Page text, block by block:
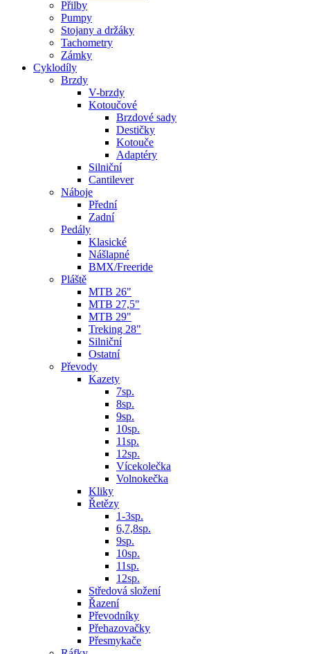
Přilby
Pumpy
Stojany a držáky
Tachometry
Zámky
Cyklodíly
Brzdy
V-brzdy
Kotoučové
Brzdové sady
Destičky
Kotouče
Adaptéry
Silniční
Cantilever
Náboje
Přední
Zadní
Pedály
Klasické
Nášlapné
BMX/Freeride
Pláště
MTB 26"
MTB 27,5"
MTB 29"
Treking 28"
Silniční
Ostatní
Převody
Kazety
7sp.
8sp.
9sp.
10sp.
11sp.
12sp.
Vícekolečka
Volnokečka
Kliky
Řetězy
1-3sp.
6,7,8sp.
9sp.
10sp.
11sp.
12sp.
Středová složení
Řazení
Převodníky
Přehazovačky
Přesmykače